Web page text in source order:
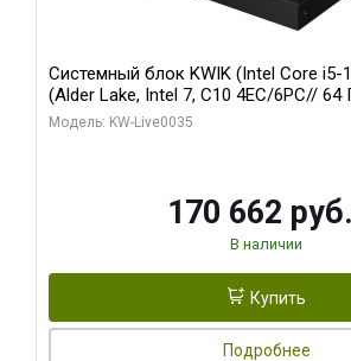
Системный блок KWIK (Intel Core i5-
(Alder Lake, Intel 7, C10 4EC/6PC//
Sinotex GTX1650 4GB 128bit GDDR6
Модель: KW-Live0035
170 662 руб.
В наличии
Купить
Подробнее